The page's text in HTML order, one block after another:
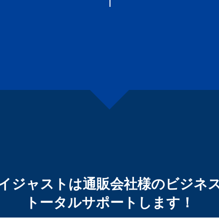
ジャストは通販会社様のビジネ
トータルサポートします！